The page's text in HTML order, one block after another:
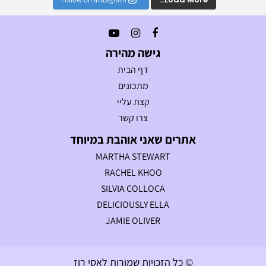
גישה מהירה
דף הבית
מתכונים
קצת עליי
צרו קשר
אתרים שאני אוהבת במיוחד
MARTHA STEWART
RACHEL KHOO
SILVIA COLLOCA
DELICIOUSLY ELLA
JAMIE OLIVER
© כל הזכויות שמורות לאסי רוז